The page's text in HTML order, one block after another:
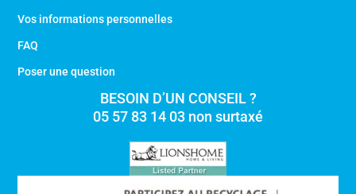
Vos informations personnelles
FAQ
Poser une question
BESOIN D’UN CONSEIL ?
05 57 83 14 03 non surtaxé